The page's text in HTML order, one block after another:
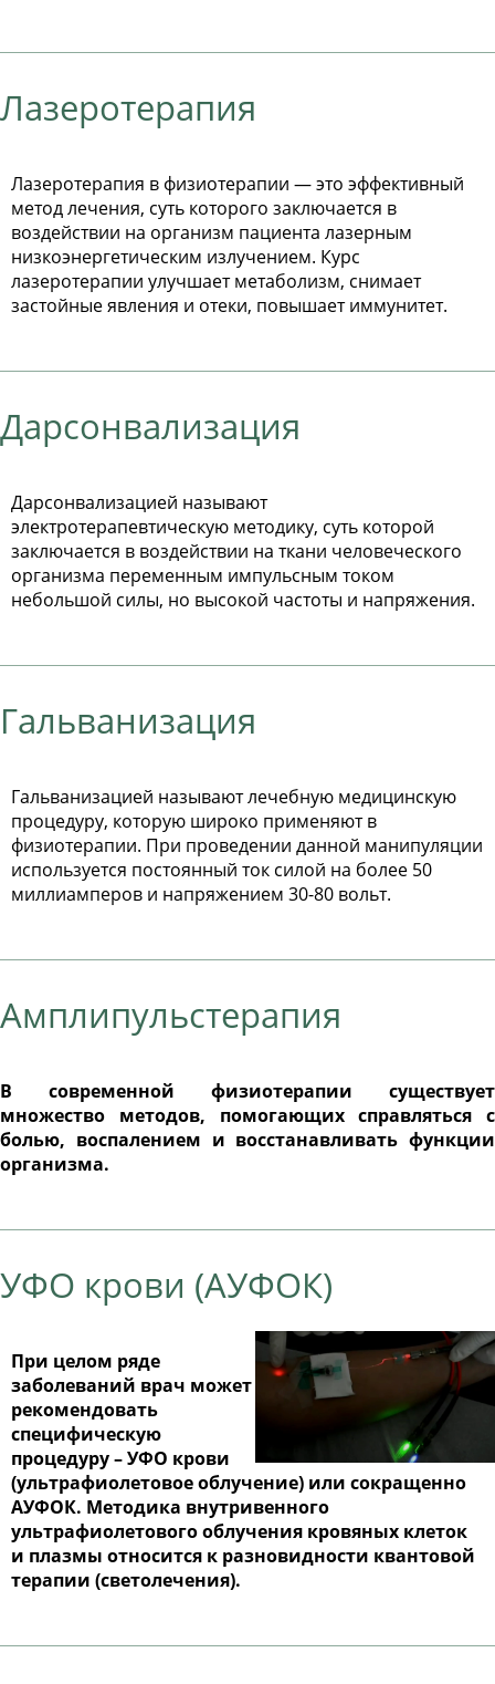
Лазеротерапия
Лазеротерапия в физиотерапии — это эффективный
метод лечения, суть которого заключается в
воздействии на организм пациента лазерным
низкоэнергетическим излучением. Курс
лазеротерапии улучшает метаболизм, снимает
застойные явления и отеки, повышает иммунитет.
Дарсонвализация
Дарсонвализацией называют
электротерапевтическую методику, суть которой
заключается в воздействии на ткани человеческого
организма переменным импульсным током
небольшой силы, но высокой частоты и напряжения.
Гальванизация
Гальванизацией называют лечебную медицинскую
процедуру, которую широко применяют в
физиотерапии. При проведении данной манипуляции
используется постоянный ток силой на более 50
миллиамперов и напряжением 30-80 вольт.
Амплипульстерапия
В современной физиотерапии существует
множество методов, помогающих справляться с
болью, воспалением и восстанавливать функции
организма.
УФО крови (АУФОК)
При целом ряде
заболеваний врач может
рекомендовать
специфическую
процедуру – УФО крови
(ультрафиолетовое облучение) или сокращенно
АУФОК. Методика внутривенного
ультрафиолетового облучения кровяных клеток
и плазмы относится к разновидности квантовой
терапии (светолечения).